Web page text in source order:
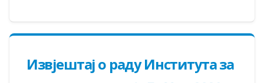
Извјештај о раду Института за